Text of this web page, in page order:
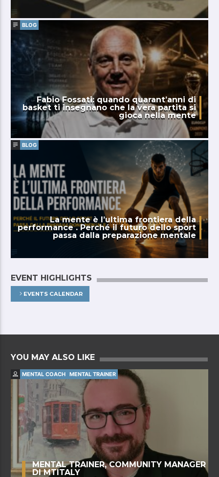
BLOG
Fabio Fossati: quando quarant’anni di
basket ti insegnano che la vera partita si
gioca nella mente
BLOG
La mente è l’ultima frontiera della
performance . Perché il futuro dello sport
passa dalla preparazione mentale
EVENT HIGHLIGHTS
EVENTS CALENDAR
YOU MAY ALSO LIKE
MENTAL COACH MENTAL TRAINER
MENTAL TRAINER, COMMUNITY MANAGER
DI MTITALY